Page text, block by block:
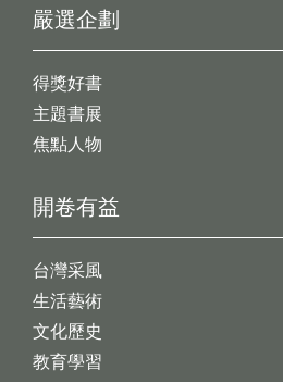
開卷有益
台灣采風
生活藝術
文化歷史
教育學習
嚴選企劃
得獎好書
主題書展
焦點人物